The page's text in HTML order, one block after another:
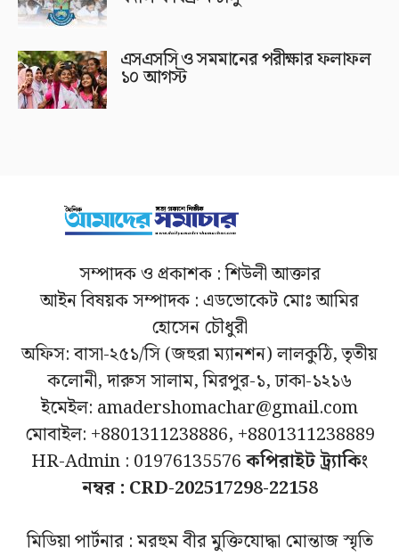
এসএসসি ও সমমানের পরীক্ষার ফলাফল
১০ আগস্ট
সম্পাদক ও প্রকাশক : শিউলী আক্তার
আইন বিষয়ক সম্পাদক : এডভোকেট মোঃ আমির
হোসেন চৌধুরী
অফিস: বাসা-২৫১/সি (জহুরা ম্যানশন) লালকুঠি, তৃতীয়
কলোনী, দারুস সালাম, মিরপুর-১, ঢাকা-১২১৬
ইমেইল: amadershomachar@gmail.com
মোবাইল: +8801311238886, +8801311238889
HR-Admin : 01976135576কপিরাইট ট্র্যাকিং
নম্বর : CRD-202517298-22158
মিডিয়া পার্টনার : মরহুম বীর মুক্তিযোদ্ধা মোন্তাজ স্মৃতি